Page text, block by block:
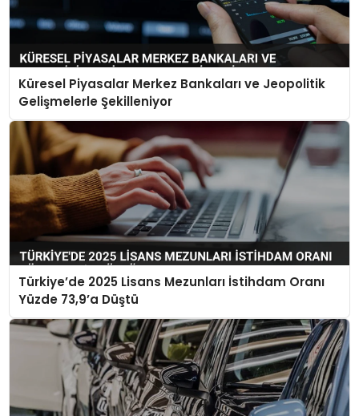
Küresel Piyasalar Merkez Bankaları ve Jeopolitik
Gelişmelerle Şekilleniyor
Türkiye’de 2025 Lisans Mezunları İstihdam Oranı
Yüzde 73,9’a Düştü